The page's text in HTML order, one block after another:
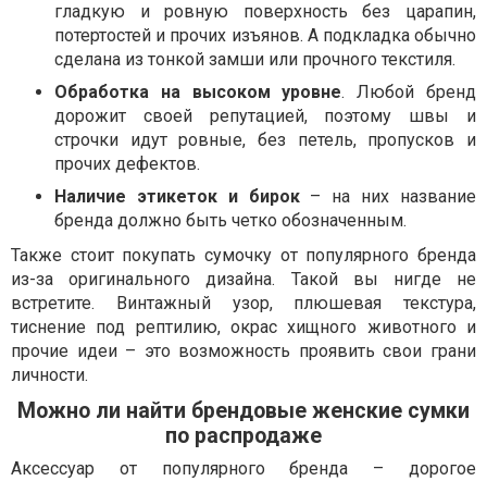
гладкую и ровную поверхность без царапин,
потертостей и прочих изъянов. А подкладка обычно
сделана из тонкой замши или прочного текстиля.
Обработка на высоком уровне. Любой бренд
дорожит своей репутацией, поэтому швы и
строчки идут ровные, без петель, пропусков и
прочих дефектов.
Наличие этикеток и бирок– на них название
бренда должно быть четко обозначенным.
Также стоит покупать сумочку от популярного бренда
из-за оригинального дизайна. Такой вы нигде не
встретите. Винтажный узор, плюшевая текстура,
тиснение под рептилию, окрас хищного животного и
прочие идеи – это возможность проявить свои грани
личности.
Можно ли найти брендовые женские сумки
по распродаже
Аксессуар от популярного бренда – дорогое